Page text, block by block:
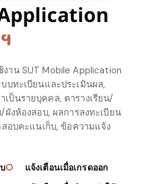
าน SUT Mobile Application
บทะเบียนและประเมินผล,
ป็นรายบุคคล, ตารางเรียน/
งห้องสอบ, ผลการลงทะเบียน
อบคะแนเก็บ, ข้อความแจ้ง
แจ้งเตือนเมื่อเกรดออก